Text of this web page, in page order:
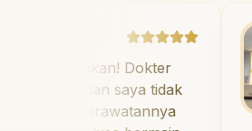
Dokter
dan saya tidak
Perawatannya